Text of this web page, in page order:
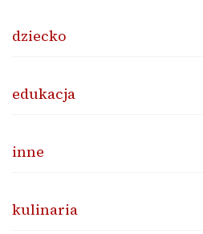
dziecko
edukacja
inne
kulinaria